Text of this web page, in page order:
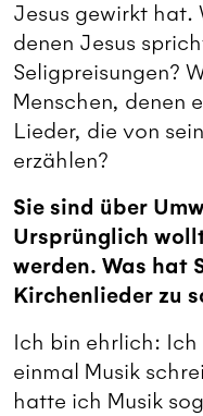
Jesus gewirkt hat.
denen Jesus
Seligpreisungen?
Menschen, denen
Lieder, die von
erzählen?
Sie sind über
Ursprünglich
werden. Was hat
Kirchenlieder zu
Ich bin ehrlich:
einmal Musik
hatte ich Musik